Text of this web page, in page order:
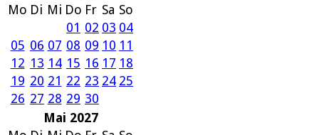
Mo Di Mi Do Fr Sa So
01 02 03 04
05 06 07 08 09 10 11
12 13 14 15 16 17 18
19 20 21 22 23 24 25
26 27 28 29 30
Mai 2027